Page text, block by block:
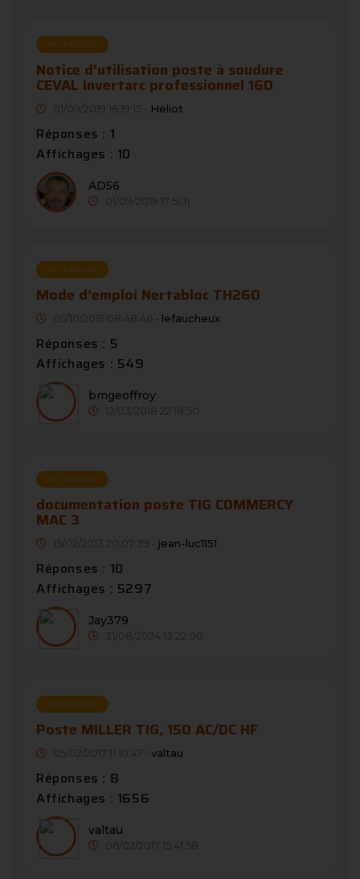
RECHERCHE
Notice d'utilisation poste à soudure
CEVAL Invertarc professionnel 160
01/09/2019 16:19:15 - Heliot
Réponses : 1
Affichages : 10
AD56
01/09/2019 17:51:11
RECHERCHE
Mode d'emploi Nertabloc TH260
05/10/2015 08:48:46 - lefaucheux
Réponses : 5
Affichages : 549
bmgeoffroy
12/03/2018 22:18:50
RECHERCHE
documentation poste TIG COMMERCY
MAC 3
15/02/2013 20:07:39 - jean-luc1151
Réponses : 10
Affichages : 5297
Jay379
31/08/2024 13:22:00
RECHERCHE
Poste MILLER TIG, 150 AC/DC HF
05/02/2017 11:10:47 - valtau
Réponses : 8
Affichages : 1656
valtau
06/02/2017 15:41:58